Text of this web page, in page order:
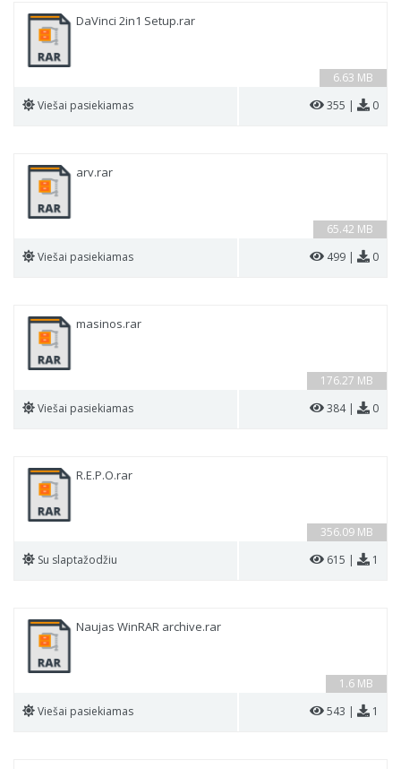
6.63 MB
DaVinci 2in1 Setup.rar
Viešai pasiekiamas 355 | 0
65.42 MB
arv.rar
Viešai pasiekiamas 499 | 0
176.27 MB
masinos.rar
Viešai pasiekiamas 384 | 0
356.09 MB
R.E.P.O.rar
Su slaptažodžiu 615 | 1
1.6 MB
Naujas WinRAR archive.rar
Viešai pasiekiamas 543 | 1